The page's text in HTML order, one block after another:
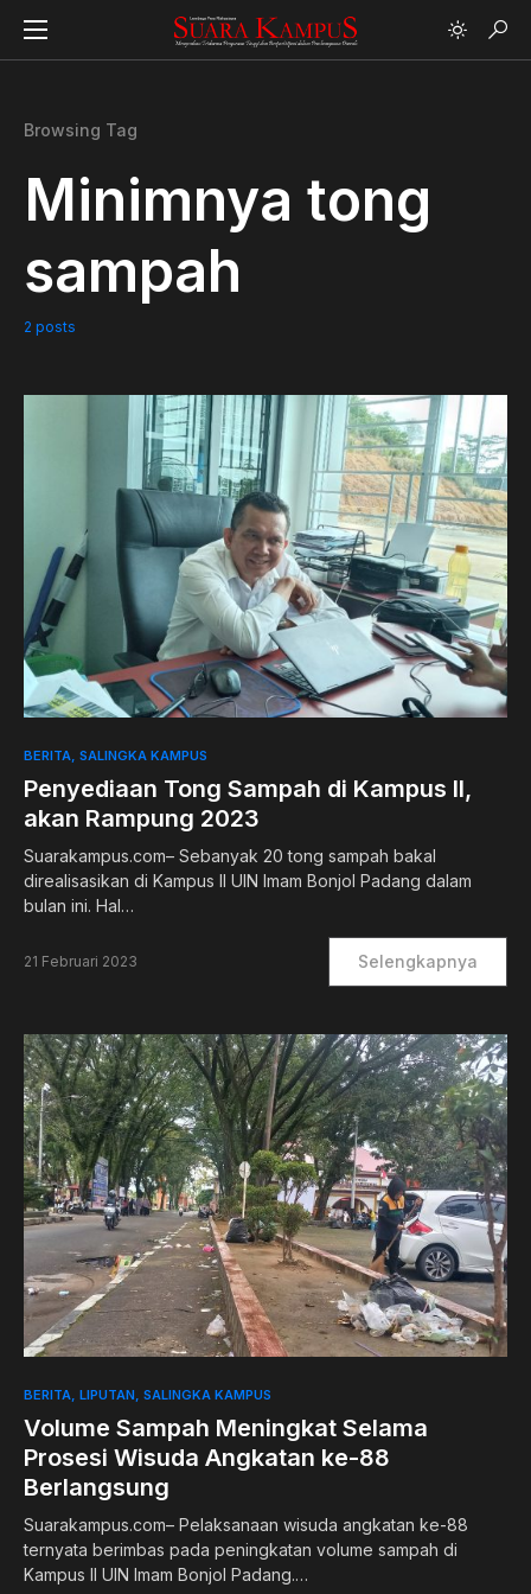
Browsing Tag
Minimnya tong
sampah
2 posts
BERITA SALINGKA KAMPUS
Penyediaan Tong Sampah di Kampus II,
akan Rampung 2023
Suarakampus.com– Sebanyak 20 tong sampah bakal
direalisasikan di Kampus II UIN Imam Bonjol Padang dalam
bulan ini. Hal…
21 Februari 2023 Selengkapnya
BERITA LIPUTAN SALINGKA KAMPUS
Volume Sampah Meningkat Selama
Prosesi Wisuda Angkatan ke-88
Berlangsung
Suarakampus.com– Pelaksanaan wisuda angkatan ke-88
ternyata berimbas pada peningkatan volume sampah di
Kampus II UIN Imam Bonjol Padang.…